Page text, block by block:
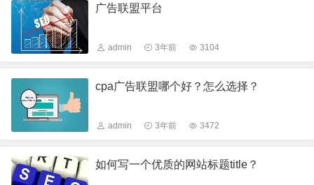
广告联盟平台
admin 3年前 3104
cpa广告联盟哪个好？怎么选择？
admin 3年前 3472
如何写一个优质的网站标题title？